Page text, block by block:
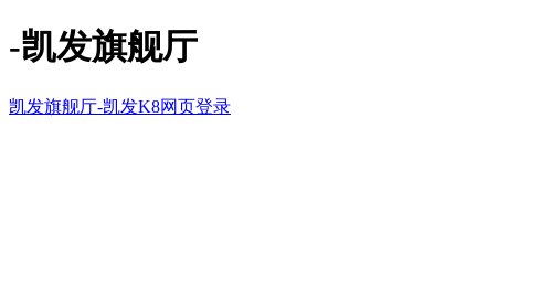
-凯发旗舰厅
凯发旗舰厅-凯发K8网页登录